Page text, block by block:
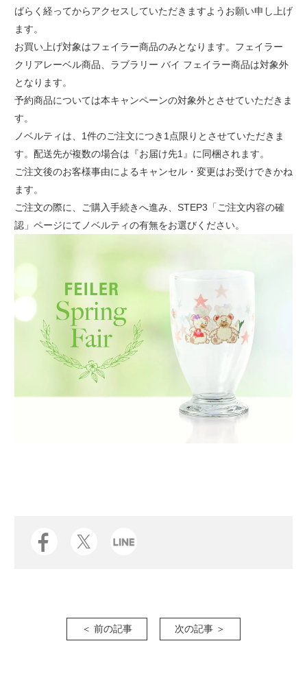
ばらく経ってからアクセスしていただきますようお願い申し上げ
ます。
お買い上げ対象はフェイラー商品のみとなります。フェイラー
クリアレーベル商品、ラブラリー バイ フェイラー商品は対象外
となります。
予約商品については本キャンペーンの対象外とさせていただきま
す。
ノベルティは、1件のご注文につき1点限りとさせていただきま
す。配送先が複数の場合は『お届け先1』に同梱されます。
ご注文後のお客様事由によるキャンセル・変更はお受けできかね
ます。
ご注文の際に、ご購入手続きへ進み、STEP3「ご注文内容の確
認」ページにてノベルティの有無をお選びください。
＜ 前の記事 次の記事 ＞